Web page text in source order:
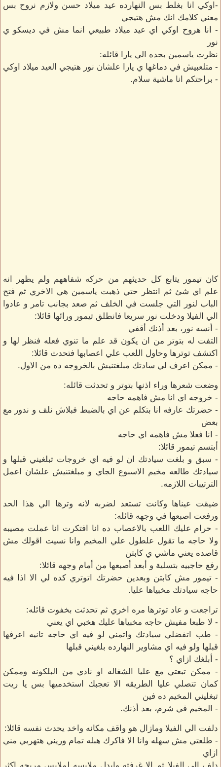
-اوكي انا بغلط بس النهارده عيد ميلاد حسن ولازم نروح بس
معني كلامك انك مش هتيجي
- انا هروح اوكي اي عيد ميلاد طبيعي انما مش في ديسكو ي
نور
نظرت ياسمين بحده الي يارا قائله:
- متلعبيش في دماغها ي يارا علشان نور هتيجي العيد ميلاد اوكي
- براحتكم انا ماشية سلام.
كان تيمور يتابع كل حديثهم من حركه شفاههم ولم يظهر انه
علم اي شئ ثم انتظر حتي ذهبت ياسمين هي الاخري ثم فتح
الباب لنور التي جلست في الخلف ثم صعد بجانب تامر و عادوا
الي الفيلا ودخلت نور سريعا فانطلق تيمور ورائها قائلا:
- أنسه نور، بعد أذنك أقفي
التفت له بتوتر من ان يكون قد علم ما تنوي فعله فنظر لها و
اكتشف توترها وحاول اللعب علي اعصابها فتحدث قائلا:
- ممكن اعرف لي سادتك مبلغتنيش بالخروجه ده من الاول.
وضعت شعرها وراء اذنها بتوتر و تحدثت قائله:
- خروجه اي انا مش فاهمه حاجه
- حضرتك عارفه انا بتكلم عن اي بالضبط فبلاش نلف و ندور مع
بعض
- انا فعلا مش فاهمه اي حاجه
أبتسم تيمور قائلا:
- سبق و بلغت سيادتك ان لو فيه اي خروجات تبلغيني قبلها و
سيادتك طالعه مخيم الاسبوع الجاي و مبلغتنيش علشان اعمل
الترتيبات اللازمه.
ضيقت عيناها وكانت تستعد لضربه لانه وترها الي هذا الحد
ورفعت اصبعها في وجهه قائله:
- حرام عليك اللعب بالاعصاب ده انا افتكرت انا عملت مصيبه
ولا حاجه ما تقول علطول علي المخيم وانا نسيت اقولك مش
قاصده يعني ماشي ي كابتن
رفع حاجبيه بتسلية و أبعد أصبعها من أمام وجهه قائلا:
- تيمور مش كابتن وبعدين حضرتك اتوتري كده لي الا اذا فيه
حاجه سيادتك مخبياها عليا.
تراجعت و عاد توترها مره اخري ثم تحدثت بخفوت قائله:
- لا طبعا مفيش حاجه مخبياها عليك هخبي اي يعني
- طب اتفضلي سيادتك واتمني لو فيه اي حاجه تانيه اعرفها
قبلها ولو فيه اي مشاوير النهارده بلغيني قبلها
- أبلغك ازاي ؟
- ممكن تبعتي مع عليا الشغاله او نادي من البلكونه وممكن
كمان تتصلي عليا الطريقه الا تعجبك استخدميها بس يا ريت
تبغليني المخيم ده فين
- المخيم في شرم، بعد أذنك.
دلفت الي الفيلا ومازال هو واقف مكانه واخد يحدث نفسه قائلا:
- طلعتي مش سهله وانا الا فاكرك هبله تمام وريني هتهربي مني
ازاي